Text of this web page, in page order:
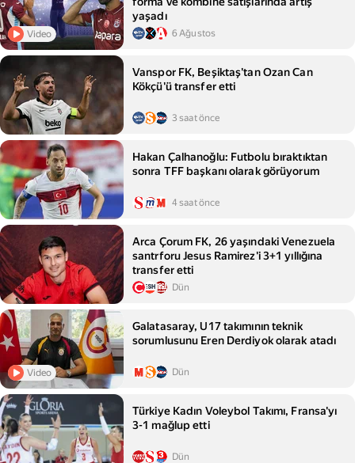
Video
yaşadı
6 Ağustos
Vanspor FK, Beşiktaş'tan Ozan Can
Kökçü'ü transfer etti
3 saat önce
Hakan Çalhanoğlu: Futbolu bıraktıktan
sonra TFF başkanı olarak görüyorum
4 saat önce
Arca Çorum FK, 26 yaşındaki Venezuela
santrforu Jesus Ramirez'i 3+1 yıllığına
transfer etti
Dün
Video
Galatasaray, U17 takımının teknik
sorumlusunu Eren Derdiyok olarak atadı
Dün
Türkiye Kadın Voleybol Takımı, Fransa'yı
3-1 mağlup etti
Dün